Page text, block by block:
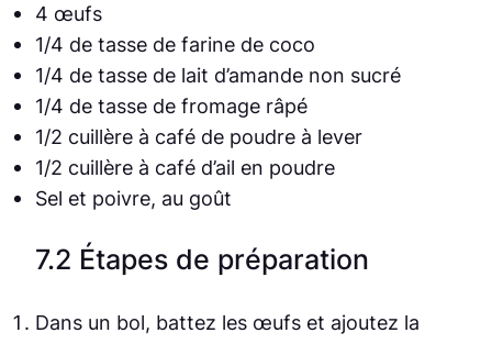
4 œufs
1/4 de tasse de farine de coco
1/4 de tasse de lait d’amande non sucré
1/4 de tasse de fromage râpé
1/2 cuillère à café de poudre à lever
1/2 cuillère à café d’ail en poudre
Sel et poivre, au goût
7.2 Étapes de préparation
Dans un bol, battez les œufs et ajoutez la